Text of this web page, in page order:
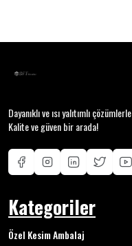
Dayanıklı ve ısı yalıtımlı
Kalite ve güven bir arada!
Kategoriler
Özel Kesim Ambalaj